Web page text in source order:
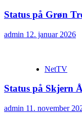
Status på Grøn
admin 12. januar 2026
NetTV
Status på Skjern
admin 11. november